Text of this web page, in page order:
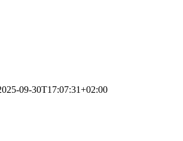
09-30T17:07:31+02:00